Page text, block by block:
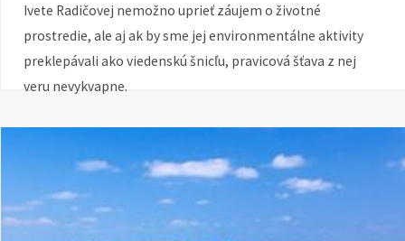
Ivete Radičovej nemožno uprieť záujem o životné
prostredie, ale aj ak by sme jej environmentálne aktivity
preklepávali ako viedenskú šnicľu, pravicová šťava z nej
veru nevykvapne.